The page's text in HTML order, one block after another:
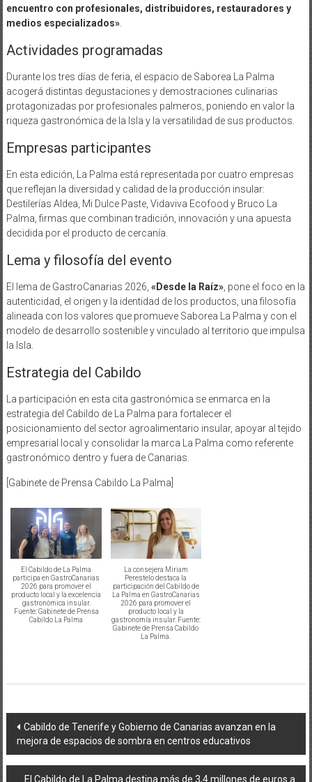
encuentro con profesionales, distribuidores, restauradores y
medios especializados».
Actividades programadas
Durante los tres días de feria, el espacio de Saborea La Palma
acogerá distintas degustaciones y demostraciones culinarias
protagonizadas por profesionales palmeros, poniendo en valor la
riqueza gastronómica de la Isla y la versatilidad de sus productos.
Empresas participantes
En esta edición, La Palma está representada por cuatro empresas
que reflejan la diversidad y calidad de la producción insular:
Destilerías Aldea, Mi Dulce Paste, Vidaviva Ecofood y Bruco La
Palma, firmas que combinan tradición, innovación y una apuesta
decidida por el producto de cercanía.
Lema y filosofía del evento
El lema de GastroCanarias 2026, «Desde la Raíz», pone el foco en la
autenticidad, el origen y la identidad de los productos, una filosofía
alineada con los valores que promueve Saborea La Palma y con el
modelo de desarrollo sostenible y vinculado al territorio que impulsa
la Isla.
Estrategia del Cabildo
La participación en esta cita gastronómica se enmarca en la
estrategia del Cabildo de La Palma para fortalecer el
posicionamiento del sector agroalimentario insular, apoyar al tejido
empresarial local y consolidar la marca La Palma como referente
gastronómico dentro y fuera de Canarias.
[Gabinete de Prensa Cabildo La Palma]
El Cabildo de La Palma
participa en GastroCanarias
2026 para promover el
producto local y la excelencia
gastronómica insular.
Fuente: Gabinete de Prensa
Cabildo La Palma
La consejera Miriam
Perestelo destaca la
participación del Cabildo de
La Palma en GastroCanarias
2026 para promover el
producto local y la
gastronomía insular. Fuente:
Gabinete de Prensa Cabildo
La Palma.
Navegación
de
entradas
Cabildo de Tenerife y Gobierno de Canarias avanzan en la
mejora de espacios de sombra en centros educativos
El Cabildo de La Palma destina más de 3,4 millones de euros a